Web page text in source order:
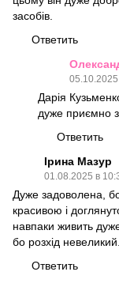
засобів.
Ответить
Дарія
дуже приємно
Ответить
Ірина Мазур
01.08.2025 в
Дуже задоволена,
красивою і
навпаки живить
бо розхід невеликий.
Ответить